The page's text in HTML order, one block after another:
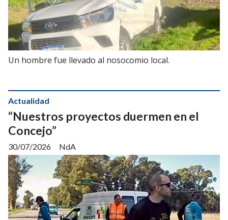
Un hombre fue llevado al nosocomio local.
“Nuestros proyectos duermen en el
Concejo”
NdA
Actualidad
30/07/2026